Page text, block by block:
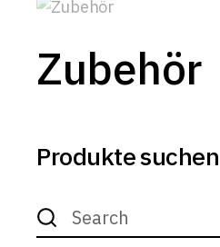
Zubehör
Produkte suchen
Search
for: